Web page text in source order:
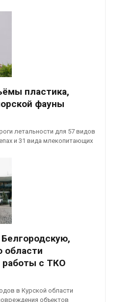
пластика,
фауны
летальности для 57 видов
и 31 вида млекопитающих
области
работы с ТКО
в Курской области
объектов